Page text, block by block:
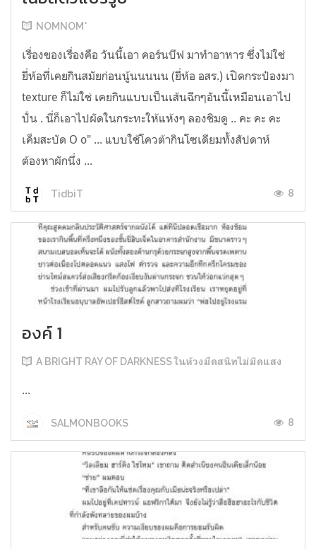
NOMNOM*
เรื่องของเรื่องคือ วันนี้เอา คอร์นบีฟ มาทำอาหาร ซึ่งไม่ใช่
ยี่ห้อที่เคยกินสมัยก่อนนู้นนนนน (ยี่ห้อ อสร.) เปิดกระป๋องมา
texture ก็ไม่ใช่ เคยกินแบบเป็นเส้นฉีกๆอันนี้เหมือนเอาไป
ปั่น . นี่ก็เอาไปผัดในกระทะให้แห้งๆ ลองชิมดู .. คะ คะ คะ
เค็มสะบัด O o" ... แบบใช้โควต้ากินโซเดียมทั้งสัปดาห์
ต้องหาผักนึ่ง ...
TidbiT 8
องค์ 1
A BRIGHT RAY OF DARKNESS ในห้วงมืดสนิทไม่มิดแสง
...
SALMONBOOKS 8